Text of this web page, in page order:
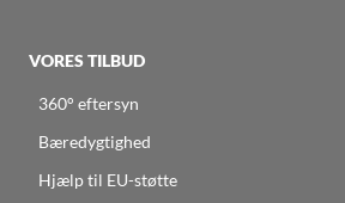
VORES TILBUD
360° eftersyn
Bæredygtighed
Hjælp til EU-støtte